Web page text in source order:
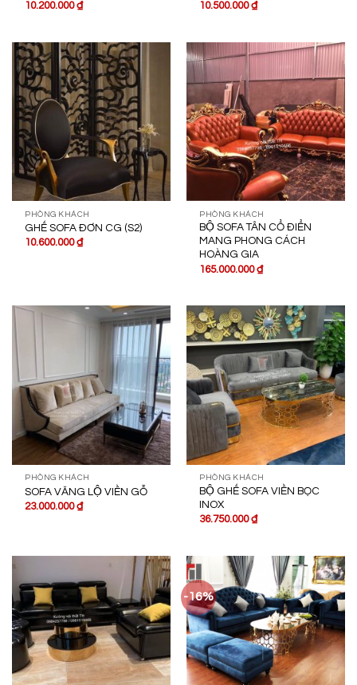
10.200.000₫ 10.500.000₫
PHÒNG KHÁCH
GHẾ SOFA ĐƠN CG (S2)
10.600.000₫
PHÒNG KHÁCH
BỘ SOFA TÂN CỔ ĐIỂN
MANG PHONG CÁCH
HOÀNG GIA
165.000.000₫
PHÒNG KHÁCH
SOFA VĂNG LỘ VIỀN GỖ
23.000.000₫
PHÒNG KHÁCH
BỘ GHẾ SOFA VIỀN BỌC
INOX
36.750.000₫
-16%